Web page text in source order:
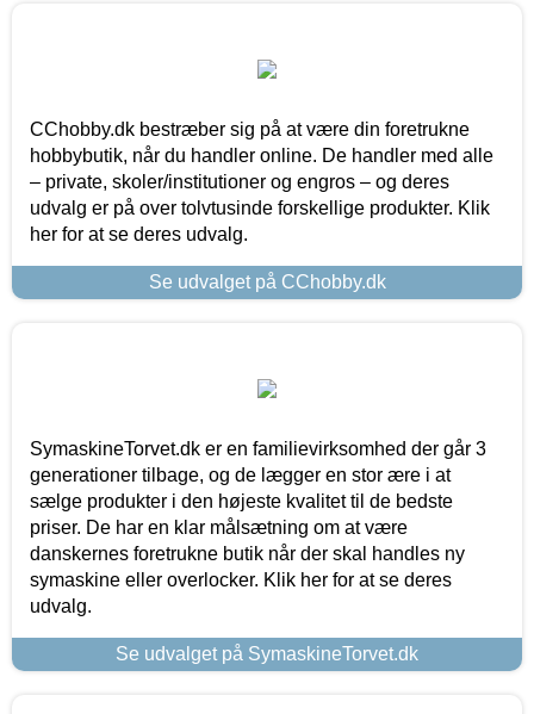
CChobby.dk bestræber sig på at være din foretrukne
hobbybutik, når du handler online. De handler med alle
– private, skoler/institutioner og engros – og deres
udvalg er på over tolvtusinde forskellige produkter. Klik
her for at se deres udvalg.
Se udvalget på CChobby.dk
SymaskineTorvet.dk er en familievirksomhed der går 3
generationer tilbage, og de lægger en stor ære i at
sælge produkter i den højeste kvalitet til de bedste
priser. De har en klar målsætning om at være
danskernes foretrukne butik når der skal handles ny
symaskine eller overlocker. Klik her for at se deres
udvalg.
Se udvalget på SymaskineTorvet.dk